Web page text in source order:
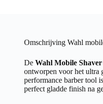
Omschrijving Wahl
De Wahl Mobile Shaver
ontworpen voor het ultra
performance barber tool
perfect gladde finish na